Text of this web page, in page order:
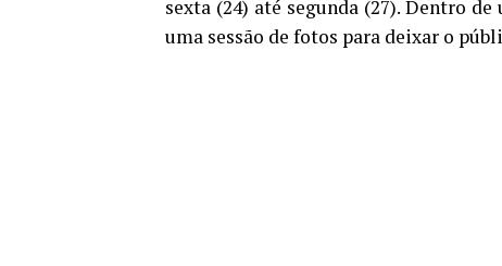
sexta (24) até segunda (27). Dentro
uma sessão de fotos para deixar o